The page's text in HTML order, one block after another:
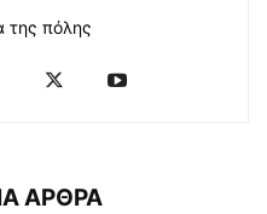
της πόλης
ΑΡΘΡΑ